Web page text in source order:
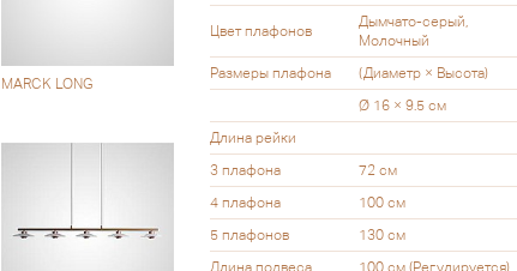
MARCK LONG
Цвет плафонов
Дымчато-серый,
Молочный
Размеры плафона
(Диаметр × Высота)
Ø 16 × 9.5 см
Длина рейки
3 плафона
72 см
4 плафона
100 см
5 плафонов
130 см
Длина подвеса
100 см (Регулируется)